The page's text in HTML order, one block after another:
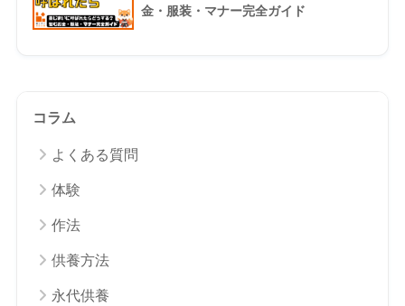
金・服装・マナー完全ガイド
コラム
よくある質問
体験
作法
供養方法
永代供養